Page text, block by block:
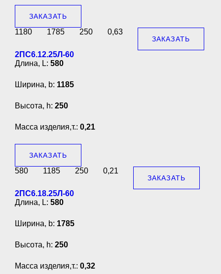
ЗАКАЗАТЬ
1180 1785 250 0,63
ЗАКАЗАТЬ
2ПС6.12.25Л-60
Длина, L: 580
Ширина, b: 1185
Высота, h: 250
Масса изделия,т.: 0,21
ЗАКАЗАТЬ
580 1185 250 0,21
ЗАКАЗАТЬ
2ПС6.18.25Л-60
Длина, L: 580
Ширина, b: 1785
Высота, h: 250
Масса изделия,т.: 0,32